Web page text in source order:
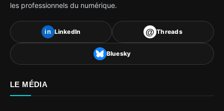
les professionnels du numérique.
in LinkedIn @ Threads
Bluesky
LE MÉDIA